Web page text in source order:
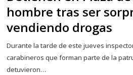
hombre tras ser
vendiendo drogas
Durante la tarde de este jueves
carabineros que forman parte de la
detuvieron…